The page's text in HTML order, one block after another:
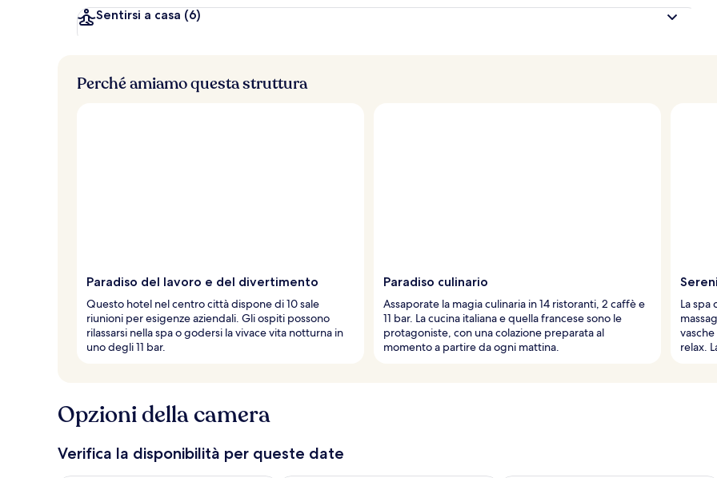
Sentirsi a casa (6)
Perché amiamo questa struttura
Paradiso del lavoro e del divertimento
Questo hotel nel centro città dispone di 10 sale
riunioni per esigenze aziendali. Gli ospiti possono
rilassarsi nella spa o godersi la vivace vita notturna in
uno degli 11 bar.
Paradiso culinario
Assaporate la magia culinaria in 14 ristoranti, 2 caffè e
11 bar. La cucina italiana e quella francese sono le
protagoniste, con una colazione preparata al
momento a partire da ogni mattina.
La
relax.
Opzioni della camera
Verifica la disponibilità per queste date